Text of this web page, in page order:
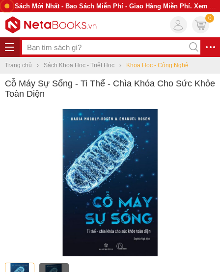
Sách Mới Nhất - Bao Sách Miễn Phí - Giao Hàng Miễn Phí. Xem Ngay
0
Trang chủ Sách Khoa Học - Triết Học Khoa Học - Công Nghệ
Cỗ Máy Sự Sống - Ti Thể - Chìa Khóa Cho Sức Khỏe
Toàn Diện